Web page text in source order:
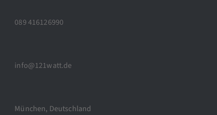
089 416126990
info@121watt.de
München, Deutschland